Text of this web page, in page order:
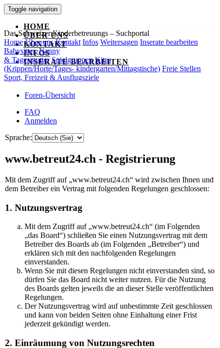
Toggle navigation
HOME
ÜBER UNS
KONTAKT
INFOS
INSERATE BEARBEITEN
Das Schweizer Kinderbetreuungs – Suchportal
Home Über uns Kontakt Infos Weitersagen Inserate bearbeiten
Babysitter, Nanny
& Tagesmutter Spielgruppen Kitas
(Krippen/Horte/Tages- kindergarten/Mittagstische) Freie Stellen
Sport, Freizeit & Ausflugsziele
Foren-Übersicht
FAQ
Anmelden
Sprache:
www.betreut24.ch - Registrierung
Mit dem Zugriff auf „www.betreut24.ch“ wird zwischen Ihnen und
dem Betreiber ein Vertrag mit folgenden Regelungen geschlossen:
1. Nutzungsvertrag
Mit dem Zugriff auf „www.betreut24.ch“ (im Folgenden
„das Board“) schließen Sie einen Nutzungsvertrag mit dem
Betreiber des Boards ab (im Folgenden „Betreiber“) und
erklären sich mit den nachfolgenden Regelungen
einverstanden.
Wenn Sie mit diesen Regelungen nicht einverstanden sind, so
dürfen Sie das Board nicht weiter nutzen. Für die Nutzung
des Boards gelten jeweils die an dieser Stelle veröffentlichten
Regelungen.
Der Nutzungsvertrag wird auf unbestimmte Zeit geschlossen
und kann von beiden Seiten ohne Einhaltung einer Frist
jederzeit gekündigt werden.
2. Einräumung von Nutzungsrechten